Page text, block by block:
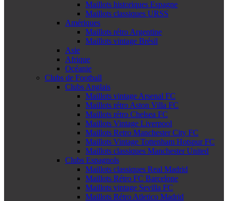
Maillots historiques Espagne
Maillots classiques URSS
Amériques
Maillots rétro Argentine
Maillots vintage Brésil
Asie
Afrique
Océanie
Clubs de Football
Clubs Anglais
Maillots vintage Arsenal FC
Maillots rétro Aston Villa FC
Maillots rétro Chelsea FC
Maillots Vintage Liverpool
Maillots Retro Manchester City FC
Maillots Vintage Tottenham Hotspur FC
Maillots classiques Manchester United
Clubs Espagnols
Maillots classiques Real Madrid
Maillots Rétro FC Barcelone
Maillots vintage Sevilla FC
Maillots Rétro Atletico Madrid